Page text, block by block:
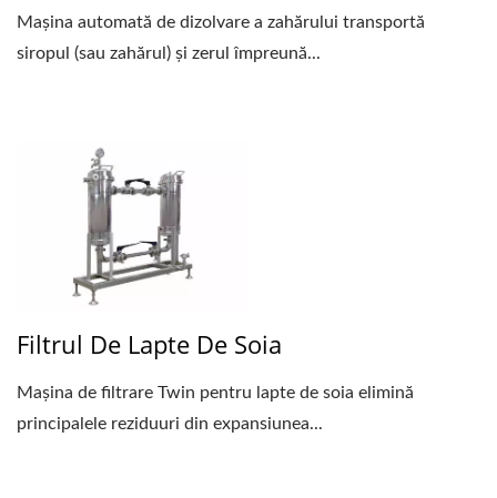
Mașina automată de dizolvare a zahărului transportă
siropul (sau zahărul) și zerul împreună...
Filtrul De Lapte De Soia
Mașina de filtrare Twin pentru lapte de soia elimină
principalele reziduuri din expansiunea...